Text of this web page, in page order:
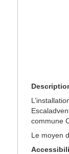
commune
Le moyen